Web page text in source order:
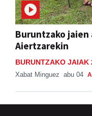
Buruntzako jaien
Aiertzarekin
BURUNTZAKO JAIAK
Xabat Minguez abu 04